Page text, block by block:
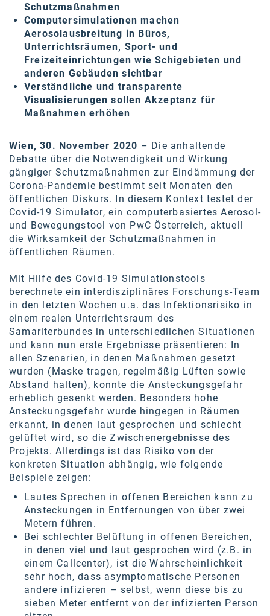
Nespresso
Neudoerfler
OBI
Oral-B
PAYBACK
PwC
P&G
RIC
Schiefer Rechtsanwälte
Security KAG
Smile Österreich
Strategie Austria
Strategy&
SW Umwelttechnik
TEDAI
TheVentury
VELUX
vivo
WALTER GROUP
WEB Windenergie AG
WEconomy - Diversity works!
Calle Libre
ÖZSV
Media
Schutzmaßnahmen
Computersimulationen machen
Aerosolausbreitung in Büros,
Unterrichtsräumen, Sport- und
Freizeiteinrichtungen wie Schigebieten und
anderen Gebäuden sichtbar
Verständliche und transparente
Visualisierungen sollen Akzeptanz für
Maßnahmen erhöhen
Wien, 30. November 2020 – Die anhaltende
Debatte über die Notwendigkeit und Wirkung
gängiger Schutzmaßnahmen zur Eindämmung der
Corona-Pandemie bestimmt seit Monaten den
öffentlichen Diskurs. In diesem Kontext testet der
Covid-19 Simulator, ein computerbasiertes Aerosol-
und Bewegungstool von PwC Österreich, aktuell
die Wirksamkeit der Schutzmaßnahmen in
öffentlichen Räumen.
Mit Hilfe des Covid-19 Simulationstools
berechnete ein interdisziplinäres Forschungs-Team
in den letzten Wochen u.a. das Infektionsrisiko in
einem realen Unterrichtsraum des
Samariterbundes in unterschiedlichen Situationen
und kann nun erste Ergebnisse präsentieren: In
allen Szenarien, in denen Maßnahmen gesetzt
wurden (Maske tragen, regelmäßig Lüften sowie
Abstand halten), konnte die Ansteckungsgefahr
erheblich gesenkt werden. Besonders hohe
Ansteckungsgefahr wurde hingegen in Räumen
erkannt, in denen laut gesprochen und schlecht
gelüftet wird, so die Zwischenergebnisse des
Projekts. Allerdings ist das Risiko von der
konkreten Situation abhängig, wie folgende
Beispiele zeigen:
Lautes Sprechen in offenen Bereichen kann zu
Ansteckungen in Entfernungen von über zwei
Metern führen.
Bei schlechter Belüftung in offenen Bereichen,
in denen viel und laut gesprochen wird (z.B. in
einem Callcenter), ist die Wahrscheinlichkeit
sehr hoch, dass asymptomatische Personen
andere infizieren – selbst, wenn diese bis zu
sieben Meter entfernt von der infizierten Person